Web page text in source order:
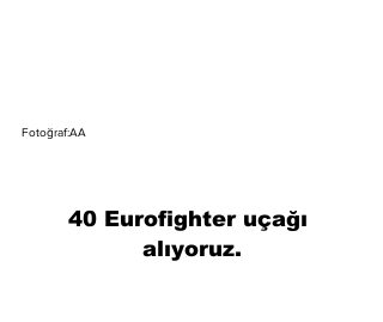
Fotoğraf:AA
40 Eurofighter uçağı
alıyoruz.